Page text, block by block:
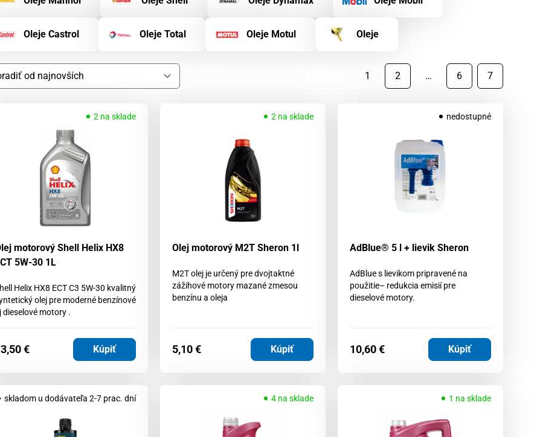
Oleje Castrol Oleje Total Oleje Motul Oleje
1 2 … 6 7
2 na sklade
motorový Shell Helix HX8
5W-30 1L
Helix HX8 ECT C3 5W-30 kvalitný
olej pre moderné benzínové
dieselové motory .
€ Kúpiť
2 na sklade
Olej motorový M2T Sheron 1l
M2T olej je určený pre dvojtaktné
zážihové motory mazané zmesou
benzínu a oleja
5,10€ Kúpiť
nedostupné
AdBlue® 5 l + lievik Sheron
AdBlue s lievikom pripravené na
použitie– redukcia emisií pre
dieselové motory.
10,60€ Kúpiť
skladom u dodávateľa 2-7 prac. dní 4 na sklade 1 na sklade